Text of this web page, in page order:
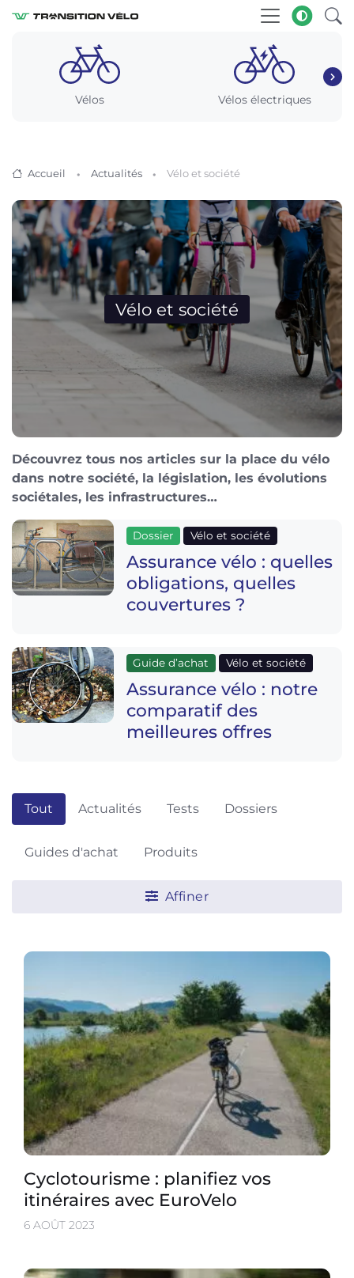
Vélos Vélos électriques
Accueil Actualités Vélo et société
Vélo et société
Découvrez tous nos articles sur la place du vélo
dans notre société, la législation, les évolutions
sociétales, les infrastructures…
Dossier Vélo et société
Assurance vélo : quelles
obligations, quelles
couvertures ?
Guide d’achat Vélo et société
Assurance vélo : notre
comparatif des
meilleures offres
Tout Actualités Tests Dossiers
Guides d'achat Produits
Affiner
Cyclotourisme : planifiez vos
itinéraires avec EuroVelo
6 AOÛT 2023